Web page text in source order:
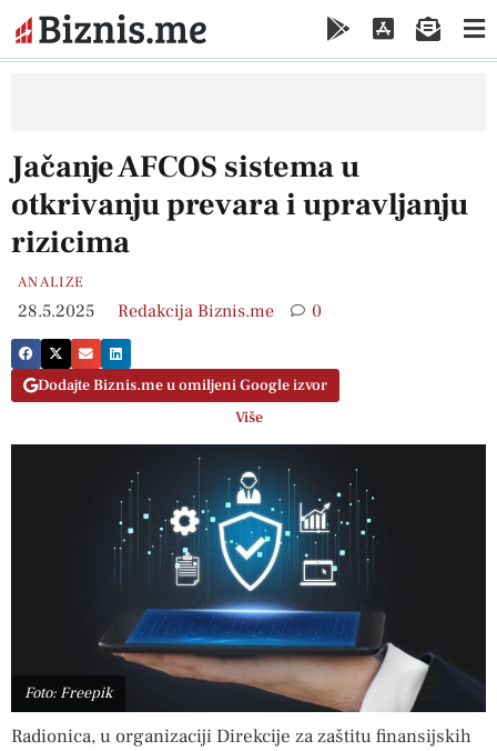
Jačanje AFCOS sistema u
otkrivanju prevara i upravljanju
rizicima
ANALIZE
28.5.2025 Redakcija Biznis.me 0
Dodajte Biznis.me u omiljeni Google izvor
Više
Foto: Freepik
Radionica, u organizaciji Direkcije za zaštitu finansijskih